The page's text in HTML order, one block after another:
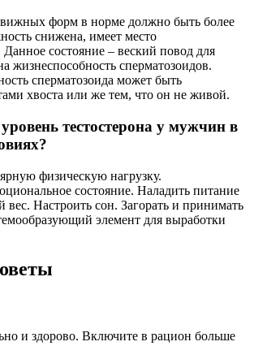
форм в норме должно быть более
снижена, имеет место
Данное состояние – веский повод для
жизнеспособность сперматозоидов.
сперматозоида может быть
хвоста или же тем, что он не живой.
тестостерона у мужчин в
физическую нагрузку.
состояние. Наладить питание
вес. Настроить сон. Загорать и принимать
элемент для выработки
и здорово. Включите в рацион больше